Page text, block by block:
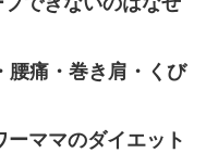
腰痛・巻き肩・くび
ーママのダイエット